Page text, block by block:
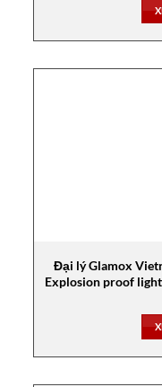
Đại lý Glamox
Explosion proof